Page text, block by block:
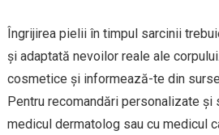
Îngrijirea pielii în timpul sarcinii
și adaptată nevoilor reale ale
cosmetice și informează-te din
Pentru recomandări personalizate și
medicul dermatolog sau cu medicul